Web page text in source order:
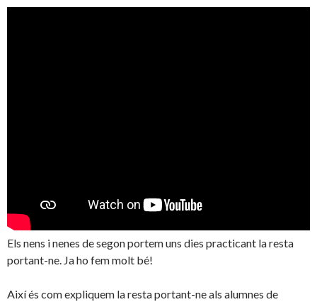
Els nens i nenes de segon portem uns dies practicant la resta
portant-ne. Ja ho fem molt bé!
Així és com expliquem la resta portant-ne als alumnes de